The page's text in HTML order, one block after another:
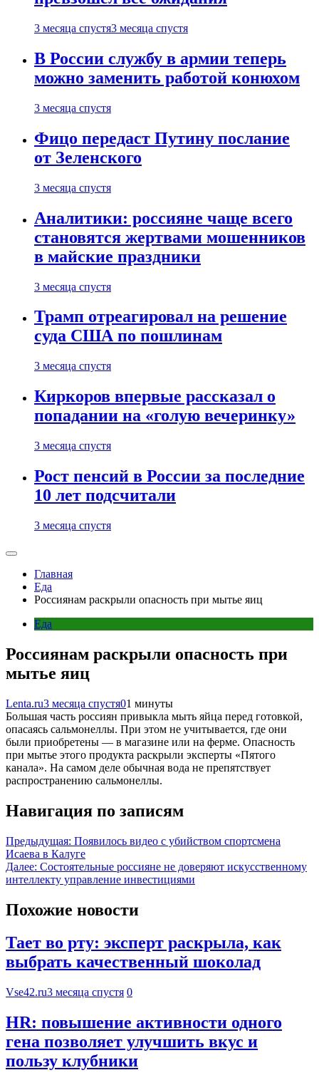
3 месяца спустя3 месяца спустя
В России службу в армии теперь
можно заменить работой конюхом
3 месяца спустя
Фицо передаст Путину послание
от Зеленского
3 месяца спустя
Аналитики: россияне чаще всего
становятся жертвами мошенников
в майские праздники
3 месяца спустя
Трамп отреагировал на решение
суда США по пошлинам
3 месяца спустя
Киркоров впервые рассказал о
попадании на «голую вечеринку»
3 месяца спустя
Рост пенсий в России за последние
10 лет подсчитали
3 месяца спустя
Главная
Еда
Россиянам раскрыли опасность при мытье яиц
Еда
Россиянам раскрыли опасность при
мытье яиц
Lenta.ru3 месяца спустя01 минуты
Большая часть россиян привыкла мыть яйца перед готовкой,
опасаясь сальмонеллы. При этом не учитывается, где они
были приобретены — в магазине или на ферме. Опасность
при мытье этого продукта раскрыли эксперты «Пятого
канала». На самом деле обычная вода не препятствует
распространению сальмонеллы.
Навигация по записям
Предыдущая: Появилось видео с убийством спортсмена
Исаева в Калуге
Далее: Состоятельные россияне не доверяют искусственному
интеллекту управление инвестициями
Похожие новости
Тает во рту: эксперт раскрыла, как
выбрать качественный шоколад
Vse42.ru3 месяца спустя 0
HR: повышение активности одного
гена позволяет улучшить вкус и
пользу клубники